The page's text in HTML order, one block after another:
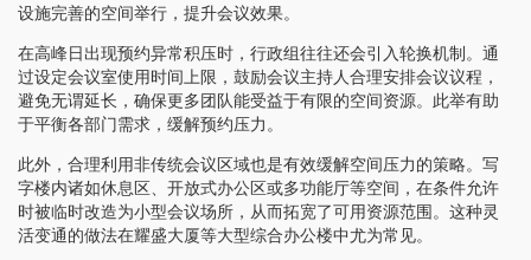
设施完善的空间举行，提升会议效果。
在高峰日出现预约异常积压时，行政组往往还会引入轮换机制。通
过设定会议室使用时间上限，鼓励会议主持人合理安排会议议程，
避免无谓延长，确保更多团队能受益于有限的空间资源。此举有助
于平衡各部门需求，缓解预约压力。
此外，合理利用非传统会议区域也是有效缓解空间压力的策略。写
字楼内诸如休息区、开放式办公区或多功能厅等空间，在条件允许
时被临时改造为小型会议场所，从而拓宽了可用资源范围。这种灵
活变通的做法在耀盛大厦等大型综合办公楼中尤为常见。